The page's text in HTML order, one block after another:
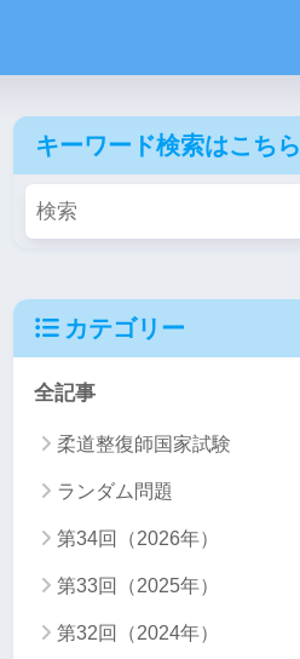
キーワード検索はこちら
カテゴリー
全記事
柔道整復師国家試験
ランダム問題
第34回（2026年）
第33回（2025年）
第32回（2024年）